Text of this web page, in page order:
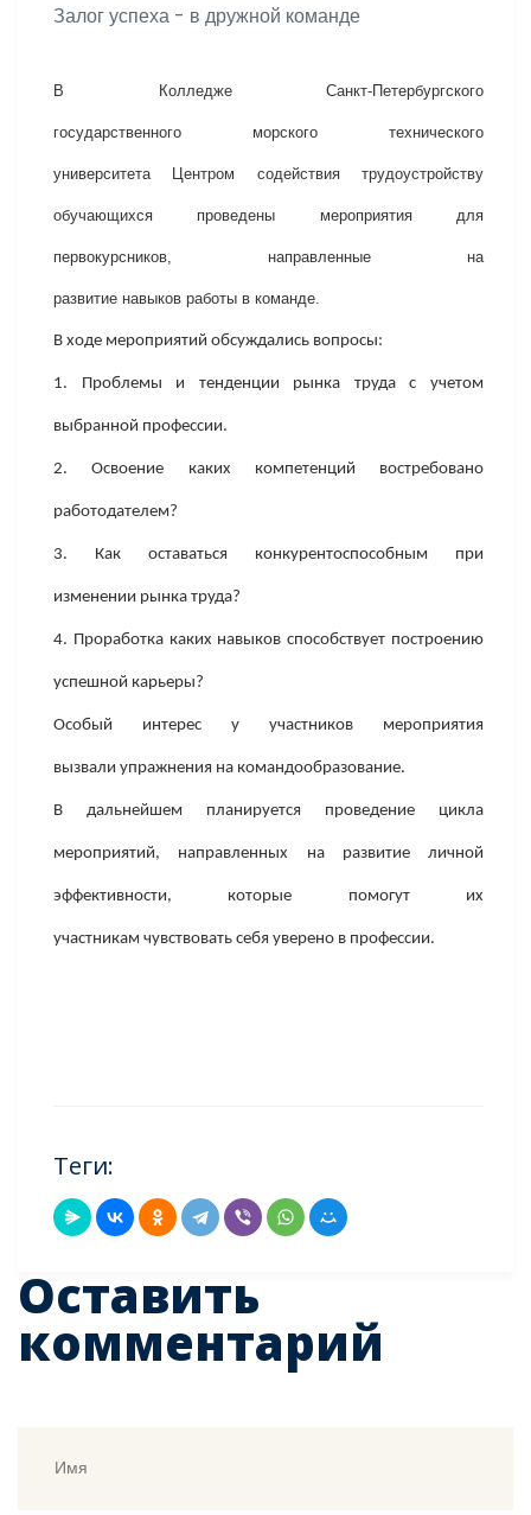
Залог успеха - в дружной команде
В Колледже Санкт-Петербургского
государственного морского технического
университета Центром содействия трудоустройству
обучающихся проведены мероприятия для
первокурсников, направленные на
развитие навыков работы в команде.
В ходе мероприятий обсуждались вопросы:
1. Проблемы и тенденции рынка труда с учетом
выбранной профессии.
2. Освоение каких компетенций востребовано
работодателем?
3. Как оставаться конкурентоспособным при
изменении рынка труда?
4. Проработка каких навыков способствует построению
успешной карьеры?
Особый интерес у участников мероприятия
вызвали упражнения на командообразование.
В дальнейшем планируется проведение цикла
мероприятий, направленных на развитие личной
эффективности, которые помогут их
участникам чувствовать себя уверено в профессии.
Теги:
Оставить
комментарий